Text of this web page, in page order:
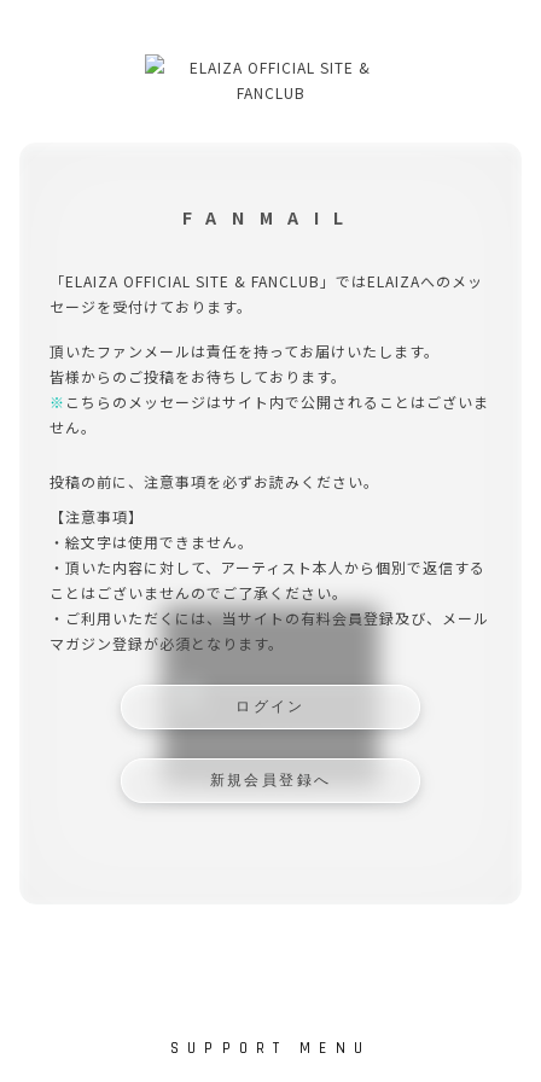
OFFICIAL
MEMBER’S MENU
SUPPORT MENU
FANMAIL
「ELAIZA OFFICIAL SITE & FANCLUB」ではELAIZAへのメッ
セージを受付けております。
頂いたファンメールは責任を持ってお届けいたします。
皆様からのご投稿をお待ちしております。
※ こちらのメッセージはサイト内で公開されることはございま
せん。
投稿の前に、注意事項を必ずお読みください。
【注意事項】
・絵文字は使用できません。
・頂いた内容に対して、アーティスト本人から個別で返信する
ことはございませんのでご了承ください。
・ご利用いただくには、当サイトの有料会員登録及び、メール
マガジン登録が必須となります。
ログイン
新規会員登録へ
SUPPORT MENU